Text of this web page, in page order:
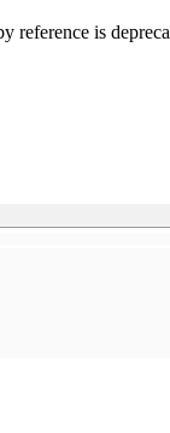
reference is